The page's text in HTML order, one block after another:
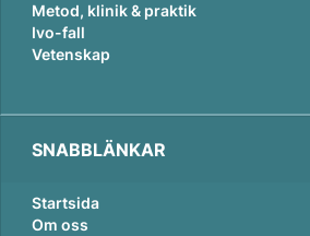
Metod, klinik & praktik
Ivo-fall
Vetenskap
SNABBLÄNKAR
Startsida
Om oss